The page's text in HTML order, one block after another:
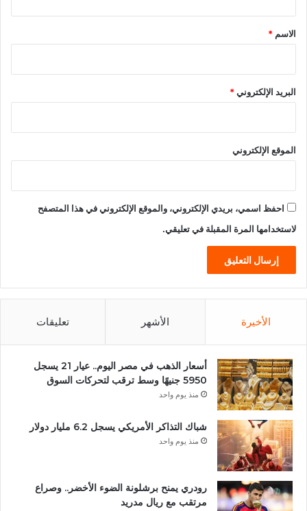
*
الاسم *
البريد الإلكتروني*
الموقع الإلكتروني
احفظ اسمي، بريدي الإلكتروني، والموقع الإلكتروني في هذا المتصفح
لاستخدامها المرة المقبلة في تعليقي.
الأخيرة الأشهر تعليقات
أسعار الذهب في مصر اليوم.. عيار 21 يسجل
5950 جنيهًا وسط ترقب لتحركات السوق
منذ يوم واحد
شباك التذاكر الأمريكي يسجل 6.2 مليار دولار
منذ يوم واحد
رودري يمنح برشلونة الضوء الأخضر.. وصراع
مرتقب مع ريال مدريد